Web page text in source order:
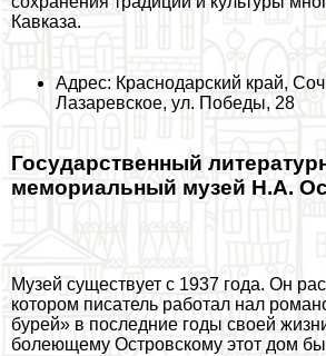
Кавказа.
Адрес: Краснодарский край,
Лазаревское, ул. Победы, 28
Государственный
мемориальный музей Н.А.
Музей существует с 1937 года. Он
котором писатель работал нал
бурей» в последние годы своей
болеющему Островскому этот дом